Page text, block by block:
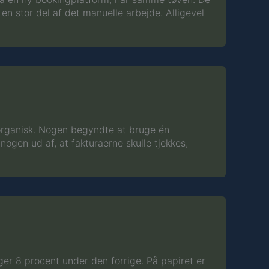
stor del af det manuelle arbejde. Alligevel
Nogen begyndte at bruge én
ud af, at fakturaerne skulle tjekkes,
8 procent under den forrige. På papiret er